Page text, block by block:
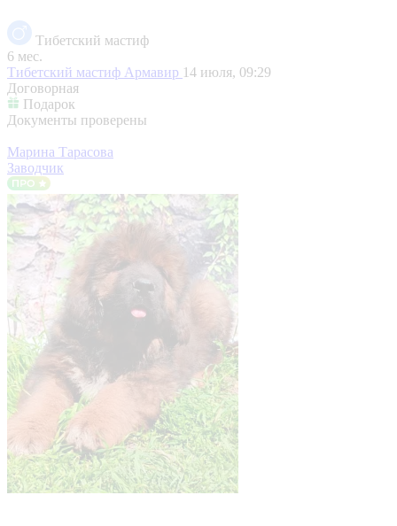
Тибетский мастиф
6 мес.
Тибетский мастиф Армавир 14 июля, 09:29
Договорная
Подарок
Документы проверены
Марина Тарасова
Заводчик